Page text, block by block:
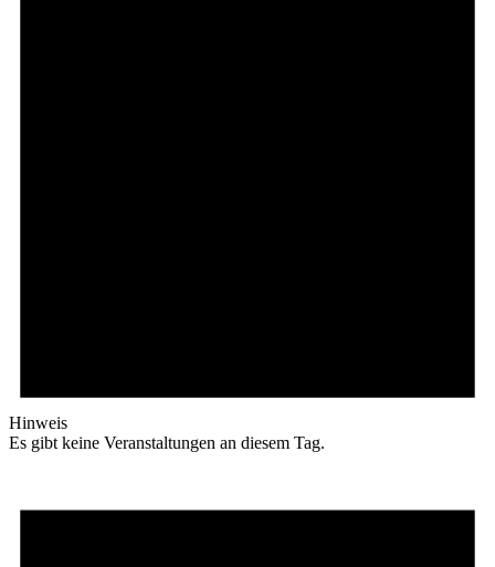
Hinweis
Es gibt keine Veranstaltungen an diesem Tag.